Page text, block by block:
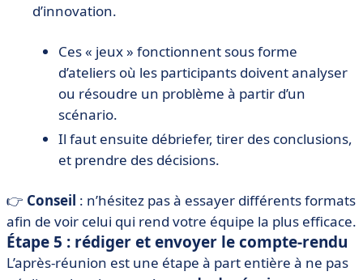
d’innovation.
Ces « jeux » fonctionnent sous forme
d’ateliers où les participants doivent analyser
ou résoudre un problème à partir d’un
scénario.
Il faut ensuite débriefer, tirer des conclusions,
et prendre des décisions.
👉 Conseil : n’hésitez pas à essayer différents formats
afin de voir celui qui rend votre équipe la plus efficace.
Étape 5 : rédiger et envoyer le compte-rendu
L’après-réunion est une étape à part entière à ne pas